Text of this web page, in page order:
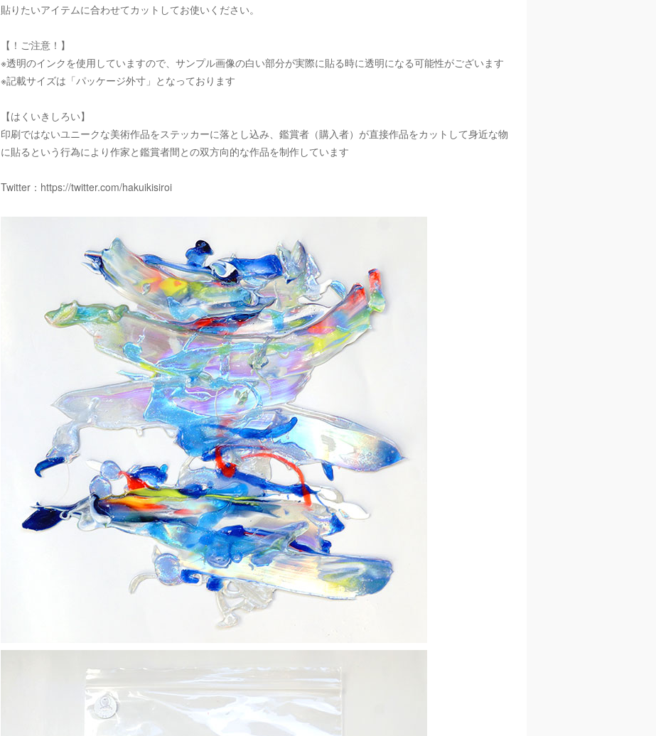
貼りたいアイテムに合わせてカットしてお使いください。
【！ご注意！】
※透明のインクを使用していますので、サンプル画像の白い部分が実際に貼る時に透明になる可能性がございます
※記載サイズは「パッケージ外寸」となっております
【はくいきしろい】
印刷ではないユニークな美術作品をステッカーに落とし込み、鑑賞者（購入者）が直接作品をカットして身近な物
に貼るという行為により作家と鑑賞者間との双方向的な作品を制作しています
Twitter： https://twitter.com/hakuikisiroi